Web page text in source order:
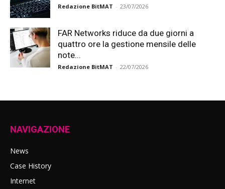
Redazione BitMAT - 23/07/2026
FAR Networks riduce da due giorni a
quattro ore la gestione mensile delle
note...
Redazione BitMAT - 22/07/2026
NAVIGAZIONE
News
Case History
Internet